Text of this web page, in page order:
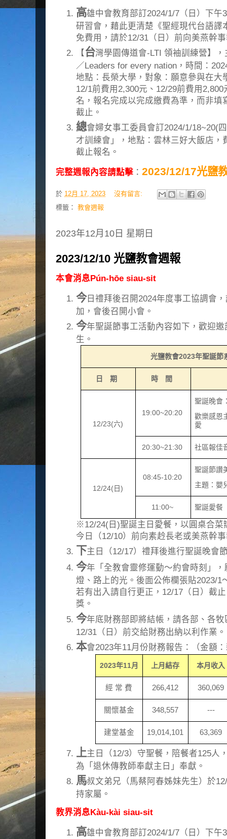
高雄中會教育部訂2024/1/7（日）下午
研習會，藉此更清楚《聖經現代台語譯
免費用，請於12/31（日）前向美燕幹
【 台灣學園傳道會-LTI 領袖訓練營】
／Leaders for every nation，時間：
地點：長榮大學，對象：願意參與在大
12/1前費用2,300元、12/29前費用
名，報名完成以完成繳費為準，而非填
截止。
總會婦女事工委員會訂2024/1/18~20(
才訓練會」，地點：雲林三好大飯店，
截止報名。
完整週報內容請點擊 ： 2023/12/17光鹽
於 12月 17, 2023
沒有留言:
標籤： 教會週報
2023年12月10日 星期日
2023/12/10 光鹽教會週報
本會消息Pún-hōe siau-sit
今日禮拜後召開2024年度事工協調會
加，會後召開小會。
今年聖誕節事工活動內容如下，歡迎
生。
光鹽教會2023年聖誕節
日 期 時 間
12/23(六)
19:00~20:20
聖誕晚會
歡樂感恩
愛
20:30~21:30 社區報佳
12/24(日)
08:45-10:20
聖誕節讚
主題：嬰
11:00~ 聖誕愛餐
※12/24(日)聖誕主日愛餐，以圓桌合菜
今日（12/10）前向素赺長老或美燕幹
下主日（12/17）禮拜後進行聖誕晚會
今年「全教會靈修運動～約會時刻」
燈、路上的光。後面公佈欄張貼2023/1
若有出入請自行更正，12/17（日）截
獎。
今年底財務部即將結帳，請各部、各
12/31（日）前交給財務出納以利作業。
本會2023年11月份財務報告：（金額
2023年11月 上月結存 本月收入
經 常 費 266,412 360,069
關懷基金 348,557 ---
建堂基金 19,014,101 63,369
上主日（12/3）守聖餐，陪餐者125人
為「退休傳教師奉獻主日」奉獻。
馬叔文弟兄（馬蔡阿春姊妹先生）於
持家屬。
教界消息Kàu-kài siau-sit
高雄中會教育部訂2024/1/7（日）下午